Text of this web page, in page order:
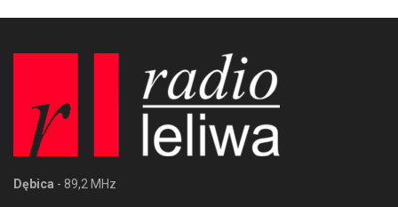
Dębica - 89,2 MHz